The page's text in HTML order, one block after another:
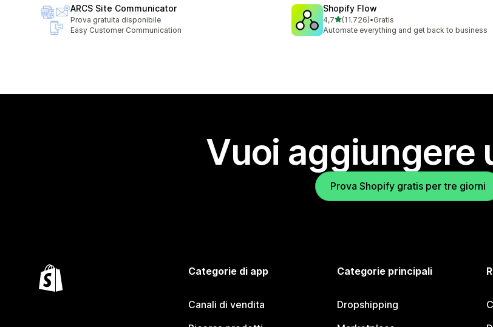
ARCS Site Communicator
Prova gratuita disponibile
Easy Customer Communication
Shopify Flow
4,7stelle su 5
(11.726)
11726 recensioni totali
•Gratis
Automate everything and get back to business
Vuoi aggiungere
Prova Shopify gratis per tre giorni
Categorie di app
Canali di vendita
Categorie principali
Dropshipping